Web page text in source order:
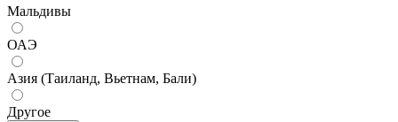
Мальдивы
ОАЭ
Азия (Таиланд, Вьетнам, Бали)
Другое